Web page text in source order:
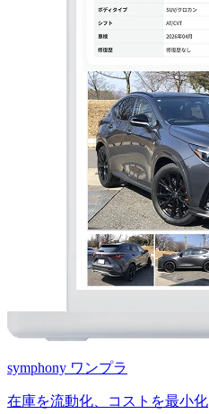
symphony ワンプラ
在庫を流動化、コストを最小化